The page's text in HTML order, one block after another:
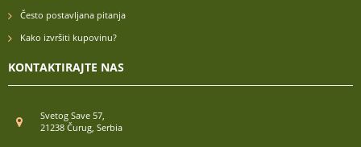
Često postavljana pitanja
Kako izvršiti kupovinu?
KONTAKTIRAJTE NAS
Svetog Save 57,
21238 Čurug, Serbia